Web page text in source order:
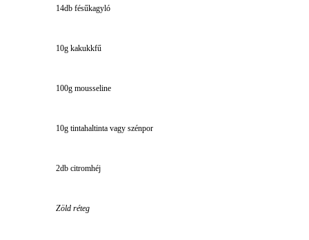
14db fésűkagyló
10g kakukkfű
100g mousseline
10g tintahaltinta vagy szénpor
2db citromhéj
Zöld réteg